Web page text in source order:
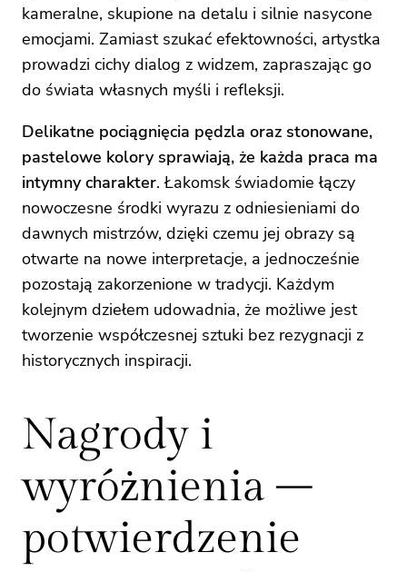
kameralne, skupione na detalu i silnie nasycone
emocjami. Zamiast szukać efektowności, artystka
prowadzi cichy dialog z widzem, zapraszając go
do świata własnych myśli i refleksji.
Delikatne pociągnięcia pędzla oraz stonowane,
pastelowe kolory sprawiają, że każda praca ma
intymny charakter. Łakomsk świadomie łączy
nowoczesne środki wyrazu z odniesieniami do
dawnych mistrzów, dzięki czemu jej obrazy są
otwarte na nowe interpretacje, a jednocześnie
pozostają zakorzenione w tradycji. Każdym
kolejnym dziełem udowadnia, że możliwe jest
tworzenie współczesnej sztuki bez rezygnacji z
historycznych inspiracji.
Nagrody i
wyróżnienia –
potwierdzenie